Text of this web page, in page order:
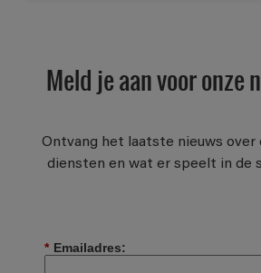
Meld je aan voor onze
Ontvang het laatste nieuws over
diensten en wat er speelt in de